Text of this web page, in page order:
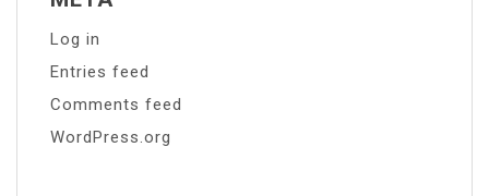
Log in
Entries feed
Comments feed
WordPress.org